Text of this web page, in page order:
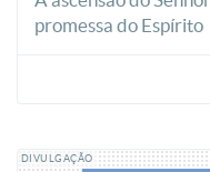
promessa do Espírito
DIVULGAÇÃO